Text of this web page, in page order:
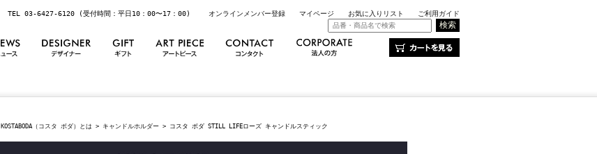
TEL 03-6427-6120 (受付時間：平日10：00〜17：00) オンラインメンバー登録 マイページ お気に入りリスト ご利用ガイド
KOSTABODA（コスタ ボダ）とは > キャンドルホルダー > コスタ ボダ STILL LIFEローズ キャンドルスティック